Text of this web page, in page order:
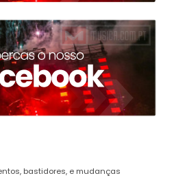
bastidores, e mudanças